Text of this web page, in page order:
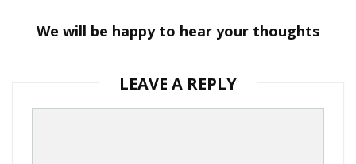
We will be happy to hear your thoughts
LEAVE A REPLY